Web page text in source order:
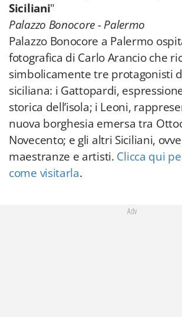
Siciliani"
Palazzo Bonocore - Palermo
Palazzo Bonocore a Palermo
fotografica di Carlo Arancio che
simbolicamente tre protagonisti
siciliana: i Gattopardi,
storica dell’isola; i Leoni,
nuova borghesia emersa tra
Novecento; e gli altri Siciliani,
maestranze e artisti. Clicca qui
come visitarla.
Adv